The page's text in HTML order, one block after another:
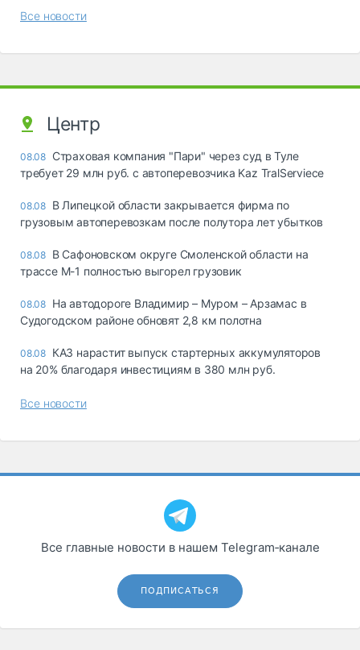
Все новости
Центр
08.08 Страховая компания "Пари" через суд в Туле
требует 29 млн руб. с автоперевозчика Kaz TralServiece
08.08 В Липецкой области закрывается фирма по
грузовым автоперевозкам после полутора лет убытков
08.08 В Сафоновском округе Смоленской области на
трассе М-1 полностью выгорел грузовик
08.08 На автодороге Владимир – Муром – Арзамас в
Судогодском районе обновят 2,8 км полотна
08.08 КАЗ нарастит выпуск стартерных аккумуляторов
на 20% благодаря инвестициям в 380 млн руб.
Все новости
Все главные новости в нашем Telegram‑канале
ПОДПИСАТЬСЯ